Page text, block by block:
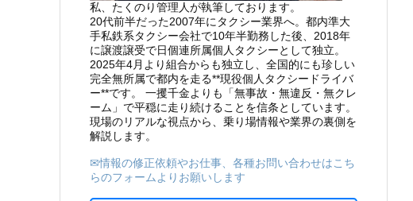
私、たくのり管理人が執筆しております。
20代前半だった2007年にタクシー業界へ。都内準大
手私鉄系タクシー会社で10年半勤務した後、2018年
に譲渡譲受で日個連所属個人タクシーとして独立。
2025年4月より組合からも独立し、全国的にも珍しい
完全無所属で都内を走る**現役個人タクシードライバ
ー**です。 一攫千金よりも「無事故・無違反・無クレ
ーム」で平穏に走り続けることを信条としています。
現場のリアルな視点から、乗り場情報や業界の裏側を
解説します。
✉情報の修正依頼やお仕事、各種お問い合わせはこち
らのフォームよりお願いします